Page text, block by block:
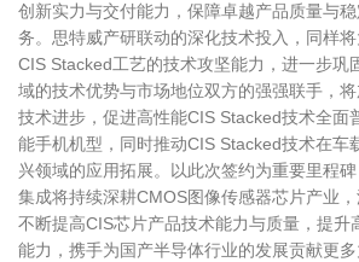
创新实力与交付能力，保障卓越产品质量与
务。思特威产研联动的深化技术投入，同样
CIS Stacked工艺的技术攻坚能力，进一步巩
域的技术优势与市场地位双方的强强联手，
技术进步，促进高性能CIS Stacked技术全面
能手机机型，同时推动CIS Stacked技术在车
兴领域的应用拓展。以此次签约为重要里程
集成将持续深耕CMOS图像传感器芯片产业
不断提高CIS芯片产品技术能力与质量，提升
能力，携手为国产半导体行业的发展贡献更